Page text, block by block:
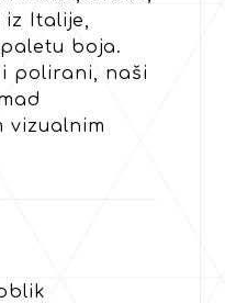
Italije,
boja.
polirani, naši
vizualnim